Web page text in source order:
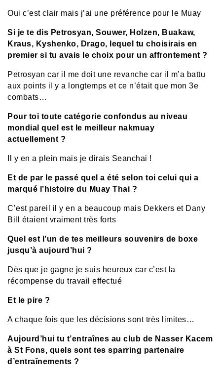
Oui c’est clair mais j’ai une préférence pour le Muay
Si je te dis Petrosyan, Souwer, Holzen, Buakaw,
Kraus, Kyshenko, Drago, lequel tu choisirais en
premier si tu avais le choix pour un affrontement ?
Petrosyan car il me doit une revanche car il m’a battu
aux points il y a longtemps et ce n’était que mon 3e
combats…
Pour toi toute catégorie confondus au niveau
mondial quel est le meilleur nakmuay
actuellement ?
Il y en a plein mais je dirais Seanchai !
Et de par le passé quel a été selon toi celui qui a
marqué l’histoire du Muay Thai ?
C’est pareil il y en a beaucoup mais Dekkers et Dany
Bill étaient vraiment très forts
Quel est l’un de tes meilleurs souvenirs de boxe
jusqu’à aujourd’hui ?
Dès que je gagne je suis heureux car c’est la
récompense du travail effectué
Et le pire ?
A chaque fois que les décisions sont très limites…
Aujourd’hui tu t’entraînes au club de Nasser Kacem
à St Fons, quels sont tes sparring partenaire
d’entraînements ?